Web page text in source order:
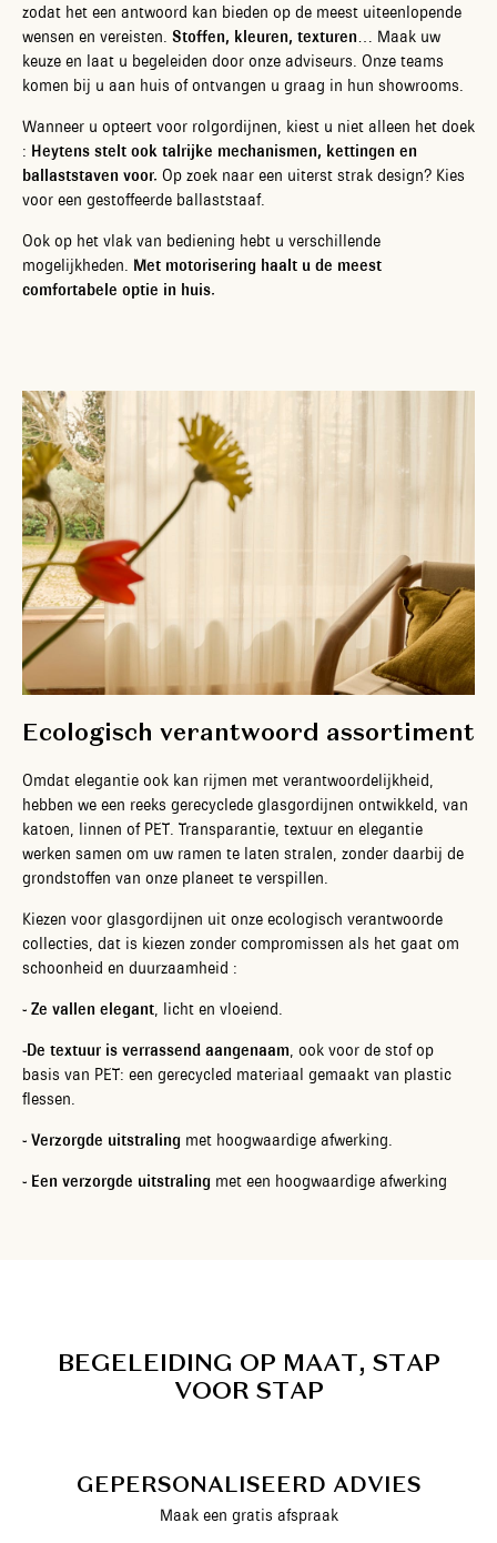
zodat het een antwoord kan bieden op de meest uiteenlopende
wensen en vereisten. Stoffen, kleuren, texturen… Maak uw
keuze en laat u begeleiden door onze adviseurs. Onze teams
komen bij u aan huis of ontvangen u graag in hun showrooms.
Wanneer u opteert voor rolgordijnen, kiest u niet alleen het doek
: Heytens stelt ook talrijke mechanismen, kettingen en
ballaststaven voor. Op zoek naar een uiterst strak design? Kies
voor een gestoffeerde ballaststaaf.
Ook op het vlak van bediening hebt u verschillende
mogelijkheden. Met motorisering haalt u de meest
comfortabele optie in huis.
Ecologisch verantwoord assortiment
Omdat elegantie ook kan rijmen met verantwoordelijkheid,
hebben we een reeks gerecyclede glasgordijnen ontwikkeld, van
katoen, linnen of PET. Transparantie, textuur en elegantie
werken samen om uw ramen te laten stralen, zonder daarbij de
grondstoffen van onze planeet te verspillen.
Kiezen voor glasgordijnen uit onze ecologisch verantwoorde
collecties, dat is kiezen zonder compromissen als het gaat om
schoonheid en duurzaamheid :
- Ze vallen elegant, licht en vloeiend.
-De textuur is verrassend aangenaam, ook voor de stof op
basis van PET: een gerecycled materiaal gemaakt van plastic
flessen.
- Verzorgde uitstraling met hoogwaardige afwerking.
- Een verzorgde uitstraling met een hoogwaardige afwerking
BEGELEIDING OP MAAT, STAP
VOOR STAP
GEPERSONALISEERD ADVIES
Maak een gratis afspraak